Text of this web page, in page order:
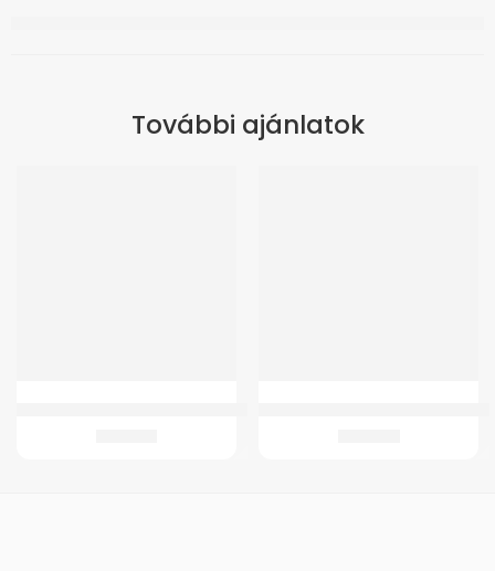
További ajánlatok